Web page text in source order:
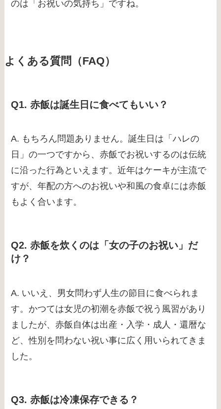
のは「お祝いの気持ち」ですね。
よくある質問（FAQ）
Q1. 赤飯は誕生日に食べてもいい？
A. もちろん問題ありません。誕生日は「ハレの
日」の一つですから、赤飯でお祝いするのは伝統
に沿った行為といえます。近年はケーキが主流で
すが、年配の方へのお祝いや和風の食卓には赤飯
もよく合います。
Q2. 赤飯を炊くのは「女の子のお祝い」だ
け？
A. いいえ、男女問わず人生の節目に食べられま
す。かつては女児の初潮を赤飯で祝う風習があり
ましたが、赤飯自体は出産・入学・成人・還暦な
ど、性別を問わない祝い事に広く用いられてきま
した。
Q3. 赤飯は冷凍保存できる？